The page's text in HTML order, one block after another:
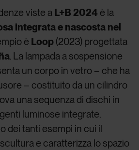
viste a L+B 2024 è la
integrata e nascosta nel
è Loop (2023) progettata
. La lampada a sospensione
un corpo in vetro – che ha
– costituito da un cilindro
una sequenza di dischi in
luminose integrate.
dei tanti esempi in cui il
e caratterizza lo spazio